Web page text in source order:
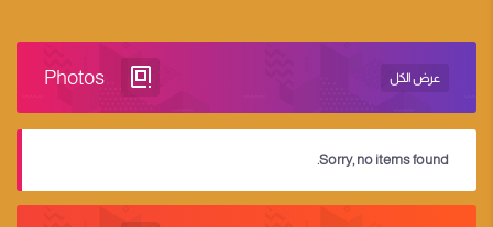
Photos عرض الكل
Sorry, no items found.